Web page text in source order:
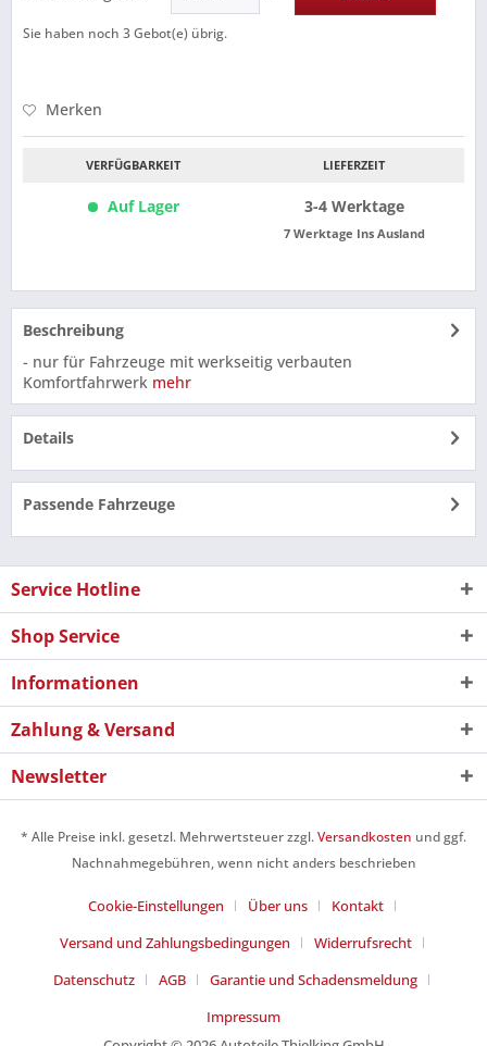
Sie haben noch 3Gebot(e) übrig.
Merken
VERFÜGBARKEIT
Auf Lager
LIEFERZEIT
3-4 Werktage
7 Werktage Ins Ausland
Beschreibung
- nur für Fahrzeuge mit werkseitig verbauten
Komfortfahrwerk mehr
Details
Passende Fahrzeuge
Service Hotline
Shop Service
Informationen
Zahlung & Versand
Newsletter
* Alle Preise inkl. gesetzl. Mehrwertsteuer zzgl.Versandkosten und ggf.
Nachnahmegebühren, wenn nicht anders beschrieben
Cookie-Einstellungen Über uns
Kontakt
Versand und Zahlungsbedingungen
Widerrufsrecht
Datenschutz
AGB
Garantie und Schadensmeldung
Impressum